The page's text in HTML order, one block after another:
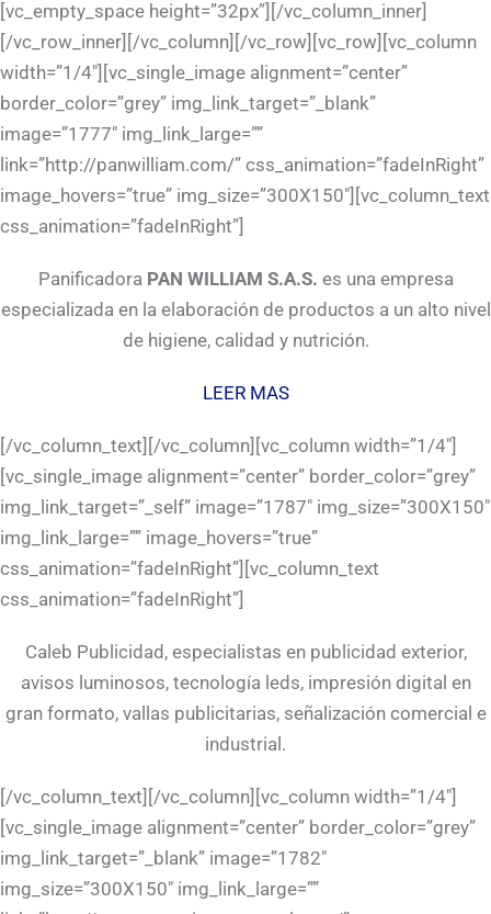
[vc_empty_space height=”32px”][/vc_column_inner]
[/vc_row_inner][/vc_column][/vc_row][vc_row][vc_column
width=”1/4″][vc_single_image alignment=”center”
border_color=”grey” img_link_target=”_blank”
image=”1777″ img_link_large=””
link=”http://panwilliam.com/” css_animation=”fadeInRight”
image_hovers=”true” img_size=”300X150″][vc_column_text
css_animation=”fadeInRight”]
Panificadora PAN WILLIAM S.A.S. es una empresa
especializada en la elaboración de productos a un alto nivel
de higiene, calidad y nutrición.
LEER MAS
[/vc_column_text][/vc_column][vc_column width=”1/4″]
[vc_single_image alignment=”center” border_color=”grey”
img_link_target=”_self” image=”1787″ img_size=”300X150″
img_link_large=”” image_hovers=”true”
css_animation=”fadeInRight”][vc_column_text
css_animation=”fadeInRight”]
Caleb Publicidad, especialistas en publicidad exterior,
avisos luminosos, tecnología leds, impresión digital en
gran formato, vallas publicitarias, señalización comercial e
industrial.
[/vc_column_text][/vc_column][vc_column width=”1/4″]
[vc_single_image alignment=”center” border_color=”grey”
img_link_target=”_blank” image=”1782″
img_size=”300X150″ img_link_large=””